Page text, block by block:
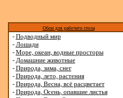
Обои для рабочего стола
- Подводный мир
- Лошади
- Море, океан, водные просторы
- Домашние животные
- Природа, зима, снег
- Природа, лето, растения
- Природа, Весна, всё расцветает
- Природа, Осень, опавшие листья